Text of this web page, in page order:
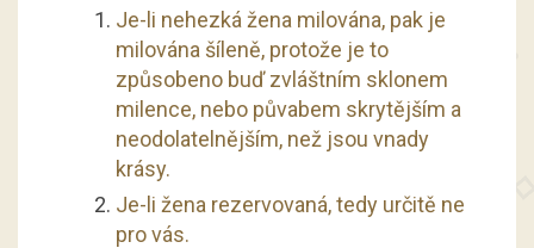
Je-li nehezká žena milována, pak je
milována šíleně, protože je to
způsobeno buď zvláštním sklonem
milence, nebo půvabem skrytějším a
neodolatelnějším, než jsou vnady
krásy.
Je-li žena rezervovaná, tedy určitě ne
pro vás.